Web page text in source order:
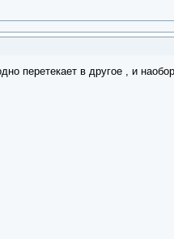
перетекает в другое , и